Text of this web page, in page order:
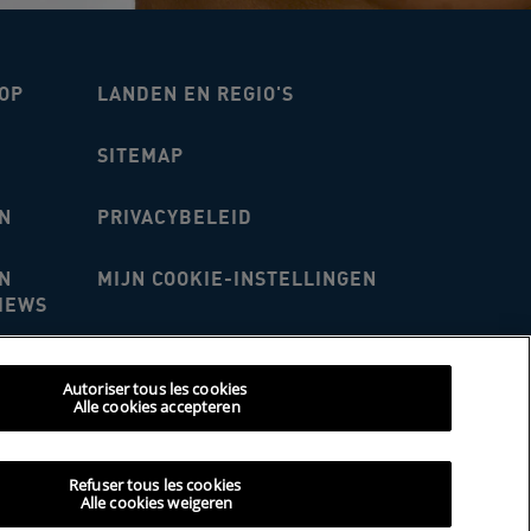
LANDEN EN REGIO'S
SITEMAP
PRIVACYBELEID
MIJN COOKIE-INSTELLINGEN
gebruikt voor
Refuser tous les cookies
Alle cookies weigeren
Autoriser tous les cookies
Alle cookies accepteren